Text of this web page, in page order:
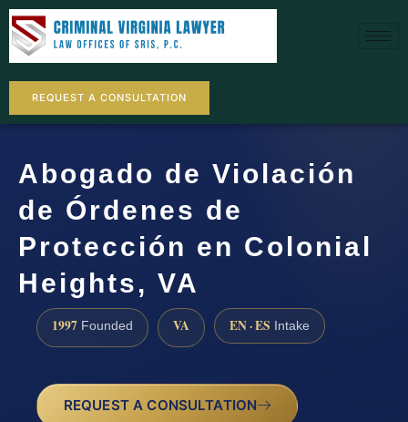
REQUEST A CONSULTATION
Abogado de Violación
de Órdenes de
Protección en Colonial
Heights, VA
1997 Founded VA EN · ES Intake
REQUEST A CONSULTATION